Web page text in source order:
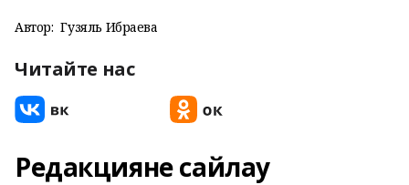
Автор: Гузяль Ибраева
Читайте нас
Редакцияне сайлау